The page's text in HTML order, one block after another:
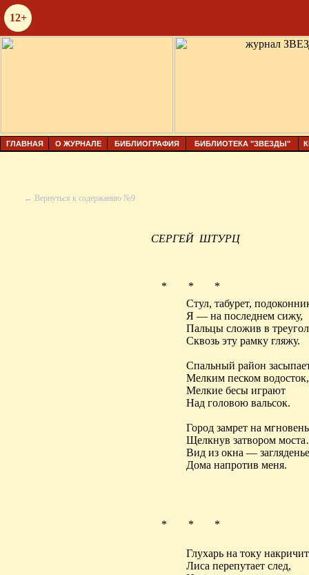
12+
ГЛАВНАЯ О ЖУРНАЛЕ БИБЛИОГРАФИЯ БИБЛИОТЕКА "ЗВЕЗДЫ"
← Вернуться к содержанию №9
СЕРГЕЙ ШТУРЦ
* * *
Стул, табурет,
Я — на последнем сижу,
Пальцы сложив в
Сквозь эту рамку гляжу.
Спальный район
Мелким песком водосток,
Мелкие бесы играют
Над головою вальсок.
Город замрет на
Щелкнув затвором
Вид из окна —
Дома напротив меня.
* * *
Глухарь на току
Лиса перепутает след,